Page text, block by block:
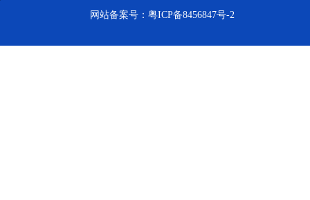
网站备案号： 粤ICP备8456847号-2